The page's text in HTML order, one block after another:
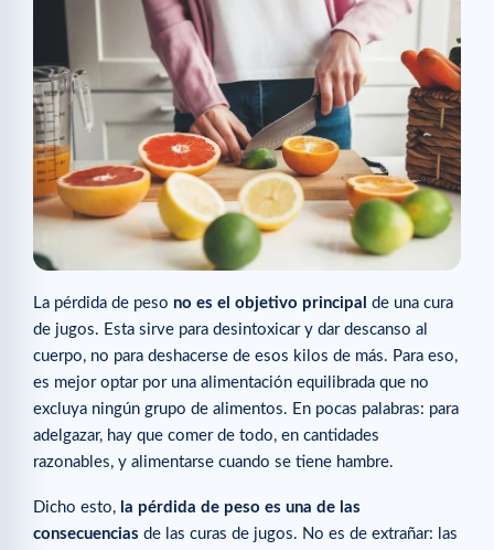
La pérdida de peso no es el objetivo principal de una cura
de jugos. Esta sirve para desintoxicar y dar descanso al
cuerpo, no para deshacerse de esos kilos de más. Para eso,
es mejor optar por una alimentación equilibrada que no
excluya ningún grupo de alimentos. En pocas palabras: para
adelgazar, hay que comer de todo, en cantidades
razonables, y alimentarse cuando se tiene hambre.
Dicho esto, la pérdida de peso es una de las
consecuencias de las curas de jugos. No es de extrañar: las